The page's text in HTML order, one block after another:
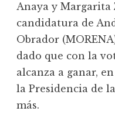
Anaya y Margarita
candidatura de
Obrador
dado que con la
alcanza a ganar,
la Presidencia de
más.